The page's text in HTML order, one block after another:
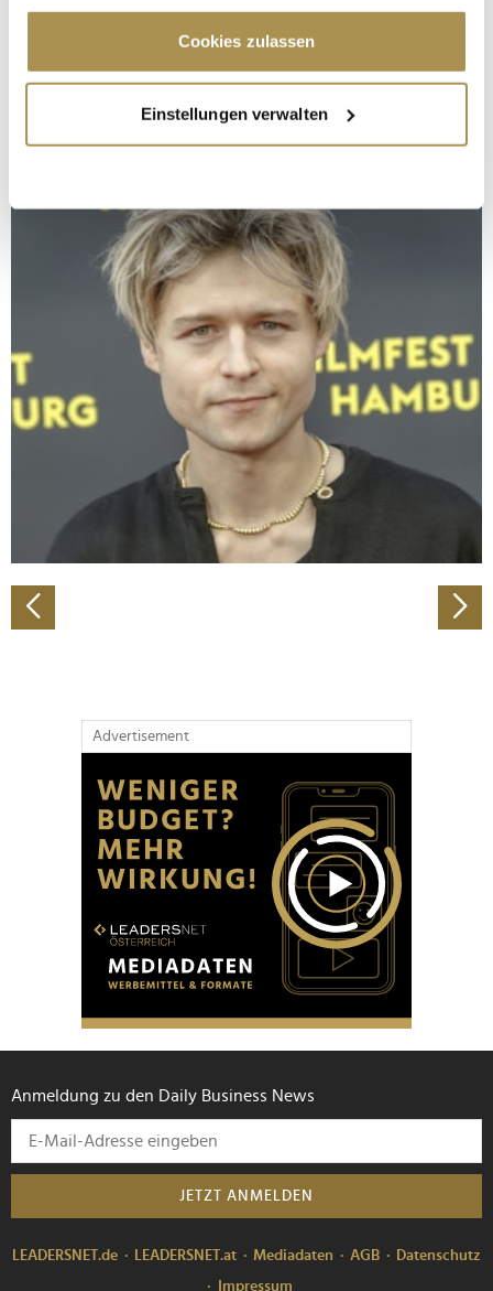
Cookie-Erklärung oder durch Klicken auf das Privacy
Trigger Symbol ändern oder widerrufen
Informationen über Ihre geografische Lage
erfassen, welche bis auf einige Meter genau sein
bestimmten Merkmalen (Fingerprinting) identifizieren
Erfahren Sie mehr darüber, wie Ihre persönlichen Daten
verarbeitet werden, und legen Sie Ihre Präferenzen im
Abschnitt Einzelheitenfest.
Wir verwenden Cookies, um Inhalte und Anzeigen zu
personalisieren, Funktionen für soziale Medien anbieten
zu können und die Zugriffe auf unsere Website zu
analysieren. Außerdem geben wir Informationen zu Ihrer
Verwendung unserer Website an unsere Partner für
soziale Medien, Werbung und Analysen weiter. Unsere
Partner führen diese Informationen möglicherweise mit
weiteren Daten zusammen, die Sie ihnen bereitgestellt
gesammelt haben.
Cookies zulassen
Einstellungen verwalten
Advertisement
Anmeldung zu den Daily Business News
JETZT ANMELDEN
LEADERSNET.de LEADERSNET.at Mediadaten AGB
Datenschutz
Impressum